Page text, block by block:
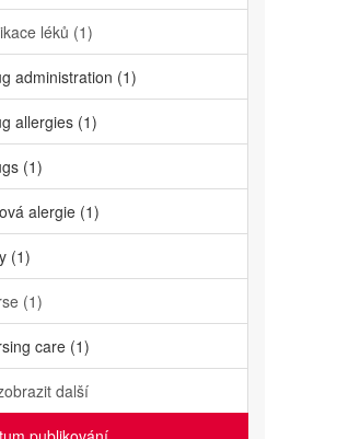
léků (1)
administration (1)
allergies (1)
(1)
alergie (1)
(1)
(1)
care (1)
další